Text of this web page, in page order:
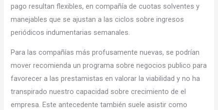
pago resultan flexibles, en compañía de cuotas solventes y
manejables que se ajustan a las ciclos sobre ingresos
periódicos indumentarias semanales.
Para las compañías más profusamente nuevas, se podrí­an
mover recomienda un programa sobre negocios publico para
favorecer a las prestamistas en valorar la viabilidad y no ha
transpirado nuestro capacidad sobre crecimiento de el
empresa. Este antecedente también suele asistir como